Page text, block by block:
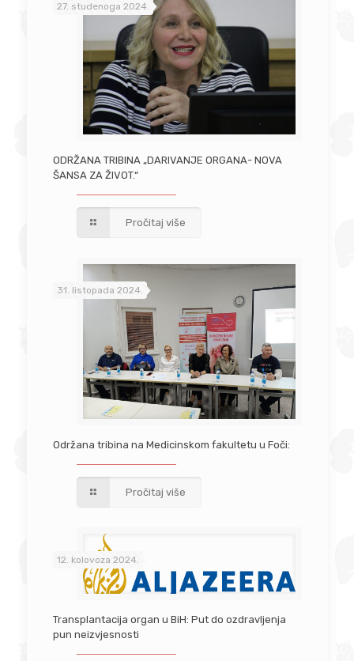
27. studenoga 2024.
ODRŽANA TRIBINA „DARIVANJE ORGANA- NOVA
ŠANSA ZA ŽIVOT.“
Pročitaj više
31. listopada 2024.
Održana tribina na Medicinskom fakultetu u Foči:
Pročitaj više
12. kolovoza 2024.
Transplantacija organ u BiH: Put do ozdravljenja
pun neizvjesnosti